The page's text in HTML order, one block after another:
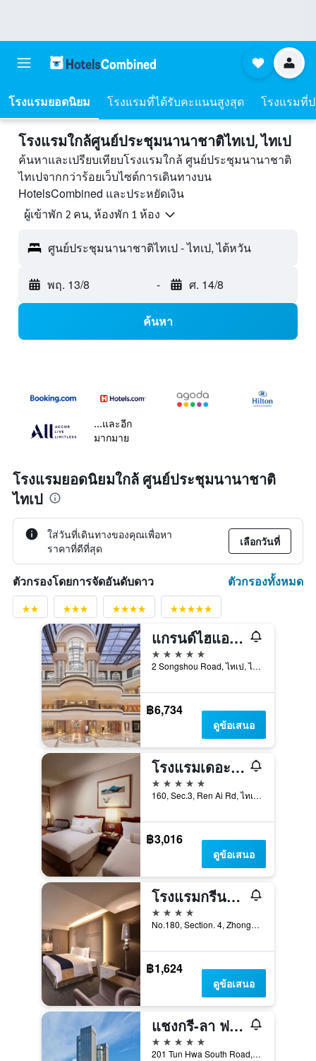
โรงแรมยอดนิยม โรงแรมที่ได้รับคะแนนสูงสุด โรงแรมที่
โรงแรมใกล้ศูนย์ประชุมนานาชาติไทเป, ไทเป
ค้นหาและเปรียบเทียบโรงแรมใกล้ ศูนย์ประชุมนานาชาติ
ไทเปจากกว่าร้อยเว็บไซต์การเดินทางบน
HotelsCombined และประหยัดเงิน
ผู้เข้าพัก 2 คน, ห้องพัก 1 ห้อง
ศูนย์ประชุมนานาชาติไทเป - ไทเป, ไต้หวัน
พฤ. 13/8 - ศ. 14/8
ค้นหา
...และอีก
มากมาย
โรงแรมยอดนิยมใกล้ ศูนย์ประชุมนานาชาติ
ไทเป
ใส่วันที่เดินทางของคุณเพื่อหา
ราคาที่ดีที่สุด
เลือกวันที่
ตัวกรองโดยการจัดอันดับดาว ตัวกรองทั้งหมด
แกรนด์ไฮแอท ไทเป
5 ดาว
2 Songshou Road, ไทเป, ไต้หวัน
฿6,734
ดูข้อเสนอ
โรงแรมเดอะโฮวาร์ดพลาซ่า ไทเป
5 ดาว
160, Sec.3, Ren Ai Rd, ไทเป, ไต้หวัน
฿3,016
ดูข้อเสนอ
โรงแรมกรีนเวิลด์ จงเซียว
4 ดาว
No.180, Section. 4, Zhongxiao East Road, ไทเป, ไต้หวัน
฿1,624
ดูข้อเสนอ
แชงกรี-ลา ฟาร์อีสเทิร์น ไทเป
5 ดาว
201 Tun Hwa South Road, Section 2, ไทเป, ไต้หวัน